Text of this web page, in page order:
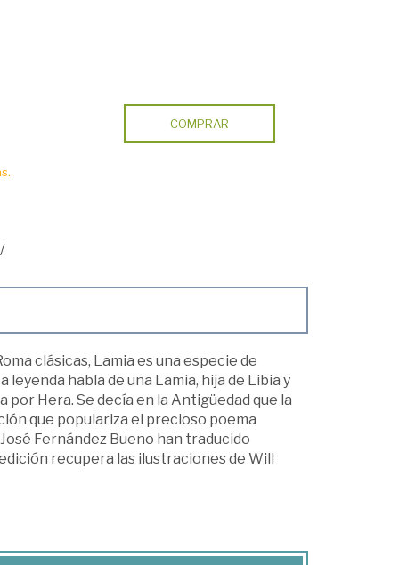
COMPRAR
clásicas, Lamia es una especie de
habla de una Lamia, hija de Libia y
Hera. Se decía en la Antigüedad que la
que populariza el precioso poema
Fernández Bueno han traducido
recupera las ilustraciones de Will